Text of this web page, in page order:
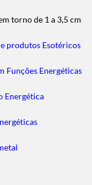
torno de 1 a 3,5 cm
produtos Esotéricos
Funções Energéticas
Energética